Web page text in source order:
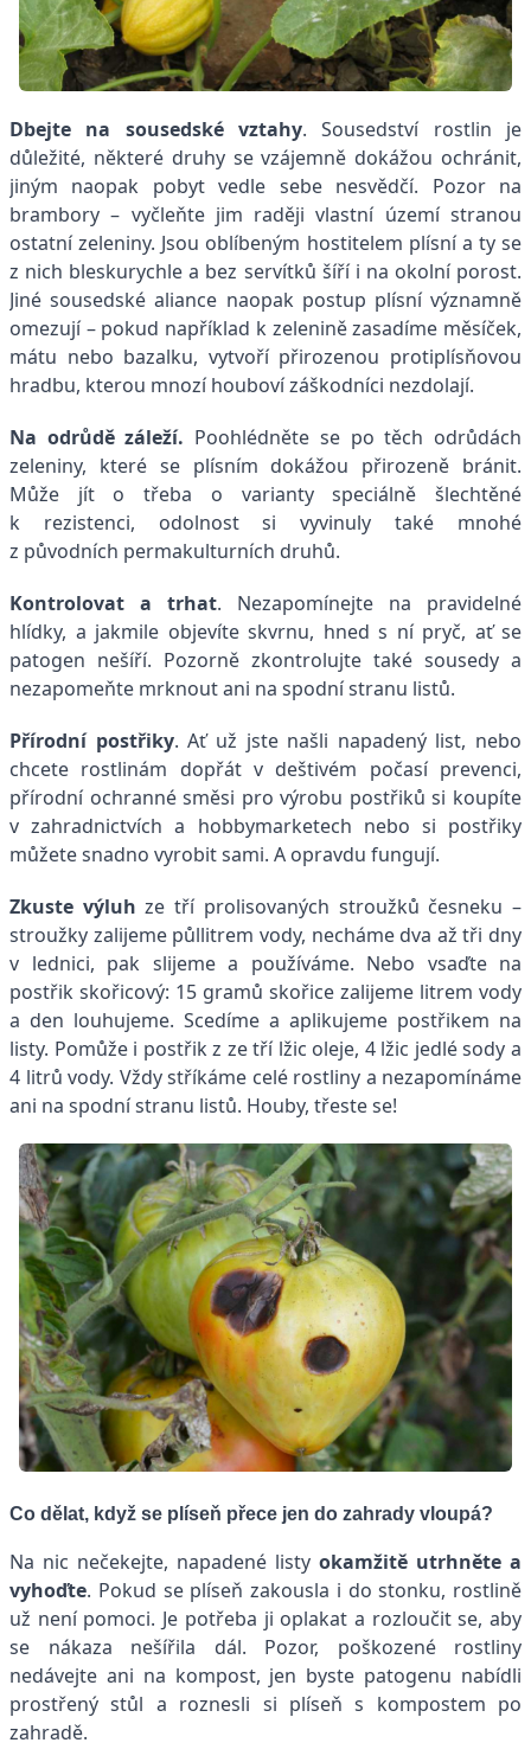
Dbejte na sousedské vztahy. Sousedství rostlin je
důležité, některé druhy se vzájemně dokážou ochránit,
jiným naopak pobyt vedle sebe nesvědčí. Pozor na
brambory – vyčleňte jim raději vlastní území stranou
ostatní zeleniny. Jsou oblíbeným hostitelem plísní a ty se
z nich bleskurychle a bez servítků šíří i na okolní porost.
Jiné sousedské aliance naopak postup plísní významně
omezují – pokud například k zelenině zasadíme měsíček,
mátu nebo bazalku, vytvoří přirozenou protiplísňovou
hradbu, kterou mnozí houboví záškodníci nezdolají.
Na odrůdě záleží. Poohlédněte se po těch odrůdách
zeleniny, které se plísním dokážou přirozeně bránit.
Může jít o třeba o varianty speciálně šlechtěné
k rezistenci, odolnost si vyvinuly také mnohé
z původních permakulturních druhů.
Kontrolovat a trhat. Nezapomínejte na pravidelné
hlídky, a jakmile objevíte skvrnu, hned s ní pryč, ať se
patogen nešíří. Pozorně zkontrolujte také sousedy a
nezapomeňte mrknout ani na spodní stranu listů.
Přírodní postřiky. Ať už jste našli napadený list, nebo
chcete rostlinám dopřát v deštivém počasí prevenci,
přírodní ochranné směsi pro výrobu postřiků si koupíte
v zahradnictvích a hobbymarketech nebo si postřiky
můžete snadno vyrobit sami. A opravdu fungují.
Zkuste výluh ze tří prolisovaných stroužků česneku –
stroužky zalijeme půllitrem vody, necháme dva až tři dny
v lednici, pak slijeme a používáme. Nebo vsaďte na
postřik skořicový: 15 gramů skořice zalijeme litrem vody
a den louhujeme. Scedíme a aplikujeme postřikem na
listy. Pomůže i postřik z ze tří lžic oleje, 4 lžic jedlé sody a
4 litrů vody. Vždy stříkáme celé rostliny a nezapomínáme
ani na spodní stranu listů. Houby, třeste se!
Co dělat, když se plíseň přece jen do zahrady vloupá?
Na nic nečekejte, napadené listy okamžitě utrhněte a
vyhoďte. Pokud se plíseň zakousla i do stonku, rostlině
už není pomoci. Je potřeba ji oplakat a rozloučit se, aby
se nákaza nešířila dál. Pozor, poškozené rostliny
nedávejte ani na kompost, jen byste patogenu nabídli
prostřený stůl a roznesli si plíseň s kompostem po
zahradě.